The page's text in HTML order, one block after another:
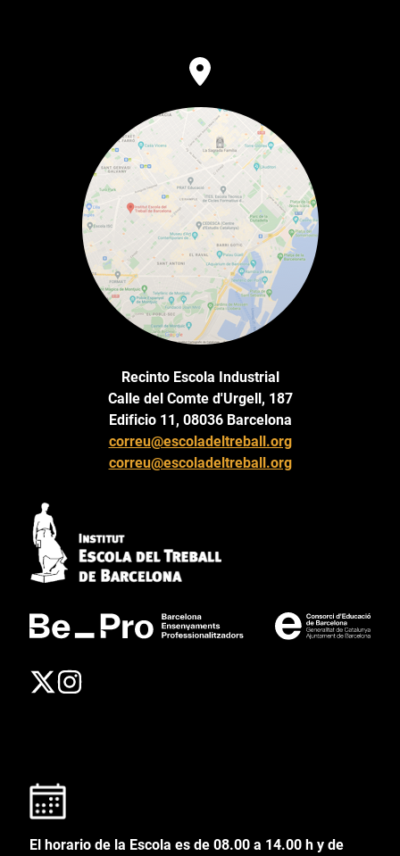
Recinto Escola Industrial
Calle del Comte d'Urgell, 187
Edificio 11, 08036 Barcelona
correu@escoladeltreball.org
correu@escoladeltreball.org
El horario de la Escola es de 08.00 a 14.00 h y de